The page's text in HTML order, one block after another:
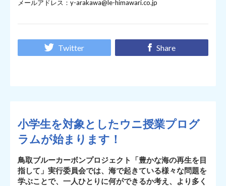
メールアドレス：y-arakawa@le-himawari.co.jp
Twitter Share
小学生を対象としたウニ授業プログ
ラムが始まります！
鳥取ブルーカーボンプロジェクト「豊かな海の再生を目
指して」実行委員会では、海で起きている様々な問題を
学ぶことで、一人ひとりに何ができるか考え、より多く